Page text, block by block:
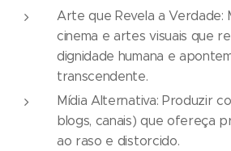
Arte que Revela a Verdade:
cinema e artes visuais que
dignidade humana e
transcendente.
Mídia Alternativa: Produzir
blogs, canais) que ofereça
ao raso e distorcido.